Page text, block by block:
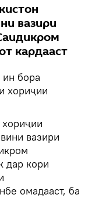
вазири
кардааст
бора
хориҷии
вазири
дар кори
омадааст, ба